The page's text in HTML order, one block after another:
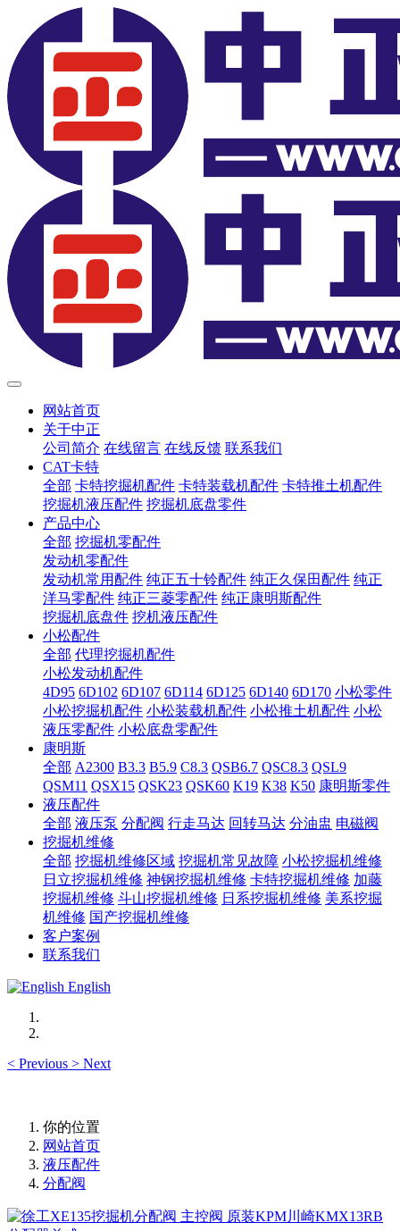
网站首页
关于中正
公司简介 在线留言 在线反馈 联系我们
CAT卡特
全部 卡特挖掘机配件 卡特装载机配件 卡特推土机配件
挖掘机液压配件 挖掘机底盘零件
产品中心
全部 挖掘机零配件
发动机零配件
发动机常用配件 纯正五十铃配件 纯正久保田配件 纯正
洋马零配件 纯正三菱零配件 纯正康明斯配件
挖掘机底盘件 挖机液压配件
小松配件
全部 代理挖掘机配件
小松发动机配件
4D95 6D102 6D107 6D114 6D125 6D140 6D170 小松零件
小松挖掘机配件 小松装载机配件 小松推土机配件 小松
液压零配件 小松底盘零配件
康明斯
全部 A2300 B3.3 B5.9 C8.3 QSB6.7 QSC8.3 QSL9
QSM11 QSX15 QSK23 QSK60 K19 K38 K50 康明斯零件
液压配件
全部 液压泵 分配阀 行走马达 回转马达 分油盅 电磁阀
挖掘机维修
全部 挖掘机维修区域 挖掘机常见故障 小松挖掘机维修
日立挖掘机维修 神钢挖掘机维修 卡特挖掘机维修 加藤
挖掘机维修 斗山挖掘机维修 日系挖掘机维修 美系挖掘
机维修 国产挖掘机维修
客户案例
联系我们
English
< Previous > Next
你的位置
网站首页
液压配件
分配阀